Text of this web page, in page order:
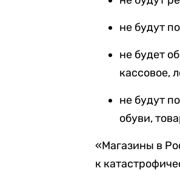
не будут
не будет
кассовое,
не будут
обуви,
«Магазины в
к